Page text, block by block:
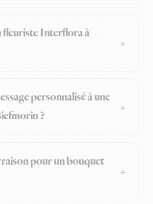
Interflora à
personnalisé à une
?
pour un bouquet